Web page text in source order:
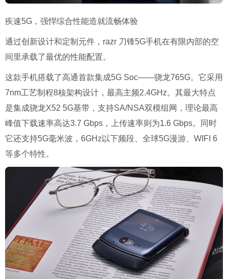
疾速5G，强悍综合性能造就流畅体验
通过创新设计和定制元件，razr 刀锋5G手机在有限内部的空
间里承载了最优的性能配置。
这款手机搭载了高通首款集成5G Soc——骁龙765G。它采用
7nm工艺制程8核架构设计，最高主频2.4GHz。其最大特点
是集成骁龙X52 5G基带，支持SA/NSA双模组网，理论最高
峰值下载速率高达3.7 Gbps，上传速率则为1.6 Gbps。同时
它还支持5G毫米波，6GHz以下频段、全球5G漫游、WIFI 6
等多个特性。